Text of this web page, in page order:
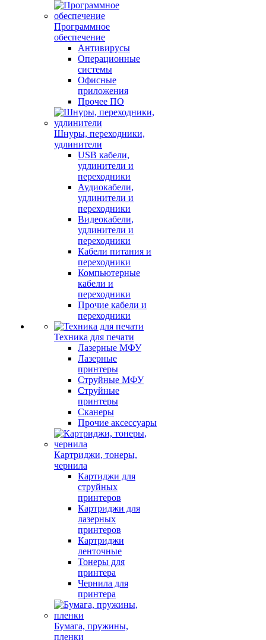
Программное
обеспечение
Антивирусы
Операционные
системы
Офисные
приложения
Прочее ПО
Шнуры, переходники,
удлинители
USB кабели,
удлинители и
переходники
Аудиокабели,
удлинители и
переходники
Видеокабели,
удлинители и
переходники
Кабели питания и
переходники
Компьютерные
кабели и
переходники
Прочие кабели и
переходники
Техника для печати
Лазерные МФУ
Лазерные
принтеры
Струйные МФУ
Струйные
принтеры
Сканеры
Прочие аксессуары
Картриджи, тонеры,
чернила
Картиджи для
струйных
принтеров
Картриджи для
лазерных
принтеров
Картриджи
ленточные
Тонеры для
принтера
Чернила для
принтера
Бумага, пружины,
пленки